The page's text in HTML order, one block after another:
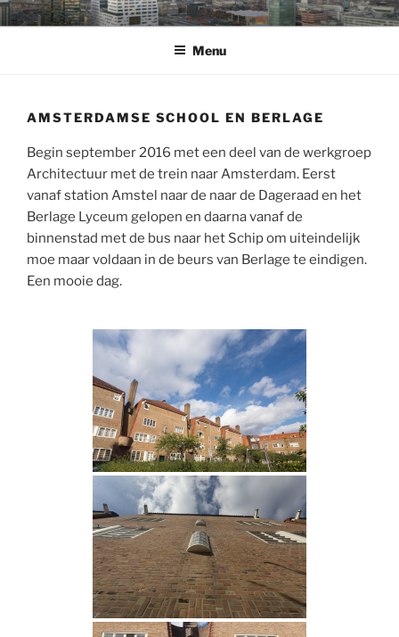
Ga
naarWELKOM
op de fotowebsite van Bart Sanders
Menu
AMSTERDAMSE SCHOOL EN BERLAGE
Begin september 2016 met een deel van de werkgroep
Architectuur met de trein naar Amsterdam. Eerst
vanaf station Amstel naar de naar de Dageraad en het
Berlage Lyceum gelopen en daarna vanaf de
binnenstad met de bus naar het Schip om uiteindelijk
moe maar voldaan in de beurs van Berlage te eindigen.
Een mooie dag.